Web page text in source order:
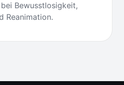
Bewusstlosigkeit,
Reanimation.